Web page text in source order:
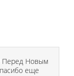
Перед Новым
еще